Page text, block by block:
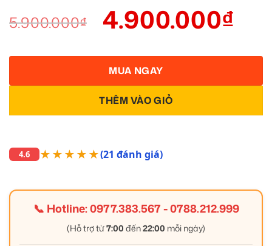
5.900.000₫ 4.900.000₫
THÊM VÀO GIỎ
MUA NGAY
4.6 ★★★★★(21 đánh giá)
📞 Hotline:0977.383.567-0788.212.999
(Hỗ trợ từ7:00 đến22:00 mỗi ngày)